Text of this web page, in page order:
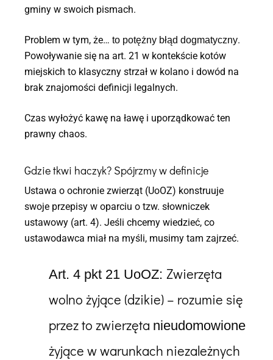
gminy w swoich pismach.
Problem w tym, że…to potężny błąd dogmatyczny.
Powoływanie się na art. 21 w kontekście kotów
miejskich to klasyczny strzał w kolano i dowód na
brak znajomości definicji legalnych.
Czas wyłożyć kawę na ławę i uporządkować ten
prawny chaos.
Gdzie tkwi haczyk? Spójrzmy w definicje
Ustawa o ochronie zwierząt (UoOZ) konstruuje
swoje przepisy w oparciu o tzw. słowniczek
ustawowy (art. 4). Jeśli chcemy wiedzieć, co
ustawodawca miał na myśli, musimy tam zajrzeć.
Art. 4 pkt 21 UoOZ: Zwierzęta
wolno żyjące (dzikie) – rozumie się
przez to zwierzęta nieudomowione
żyjące w warunkach niezależnych